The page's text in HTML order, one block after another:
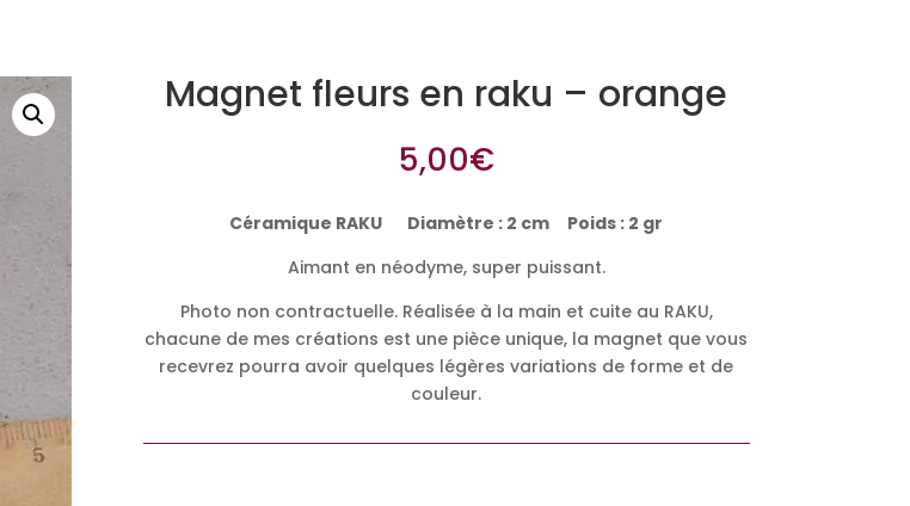
Magnet fleurs en raku – orange
5,00€
Céramique RAKU Diamètre : 2 cm Poids : 2 gr
Aimant en néodyme, super puissant.
Photo non contractuelle. Réalisée à la main et cuite au RAKU,
chacune de mes créations est une pièce unique, la magnet que vous
recevrez pourra avoir quelques légères variations de forme et de
couleur.